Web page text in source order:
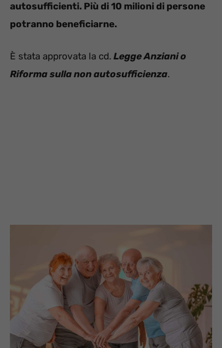
autosufficienti. Più di 10 milioni di persone
potranno beneficiarne.
È stata approvata la cd. Legge Anziani o
Riforma sulla non autosufficienza.